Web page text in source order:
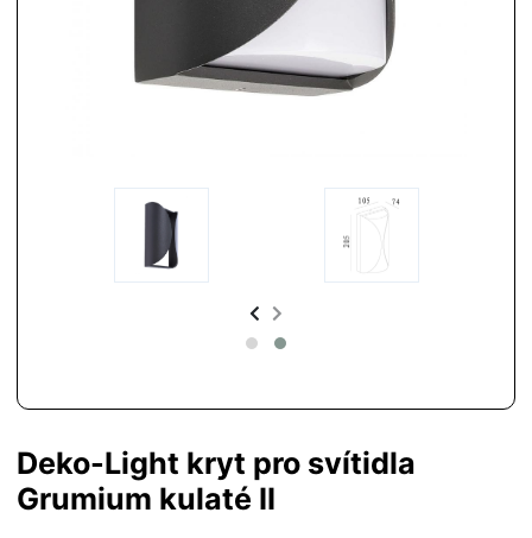
Deko-Light kryt pro svítidla
Grumium kulaté II